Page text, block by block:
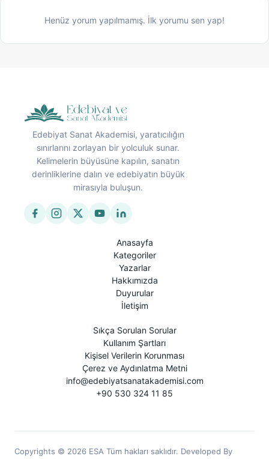
Henüz yorum yapılmamış. İlk yorumu sen yap!
Edebiyat Sanat Akademisi, yaratıcılığın
sınırlarını zorlayan bir yolculuk sunar.
Kelimelerin büyüsüne kapılın, sanatın
derinliklerine dalın ve edebiyatın büyük
mirasıyla buluşun.
Anasayfa
Kategoriler
Yazarlar
Hakkımızda
Duyurular
İletişim
Sıkça Sorulan Sorular
Kullanım Şartları
Kişisel Verilerin Korunması
Çerez ve Aydınlatma Metni
info@edebiyatsanatakademisi.com
+90 530 324 11 85
Copyrights © 2026 ESA Tüm hakları saklıdır. Developed By